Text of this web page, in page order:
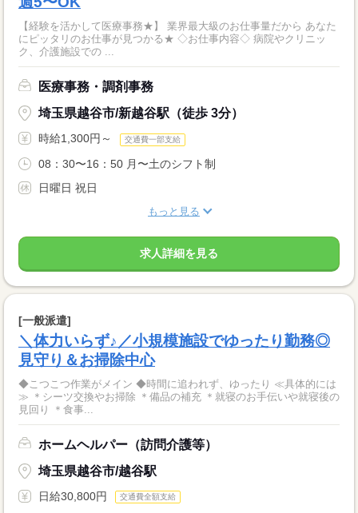
【経験を活かして医療事務★】 業界最大級のお仕事量だから あなた
にピッタリのお仕事が見つかる★ ◇お仕事内容◇ 病院やクリニッ
ク、介護施設での ...
医療事務・調剤事務
埼玉県越谷市/新越谷駅（徒歩 3分）
時給1,300円～ 交通費一部支給
08：30〜16：50 月〜土のシフト制
日曜日 祝日
もっと見る
求人詳細を見る
[一般派遣]
＼体力いらず♪／小規模施設でゆったり勤務◎
見守り＆お掃除中心
◆こつこつ作業がメイン ◆時間に追われず、ゆったり ≪具体的には
≫ ＊シーツ交換やお掃除 ＊備品の補充 ＊就寝のお手伝いや就寝後の
見回り ＊食事...
ホームヘルパー（訪問介護等）
埼玉県越谷市/越谷駅
日給30,800円 交通費全額支給